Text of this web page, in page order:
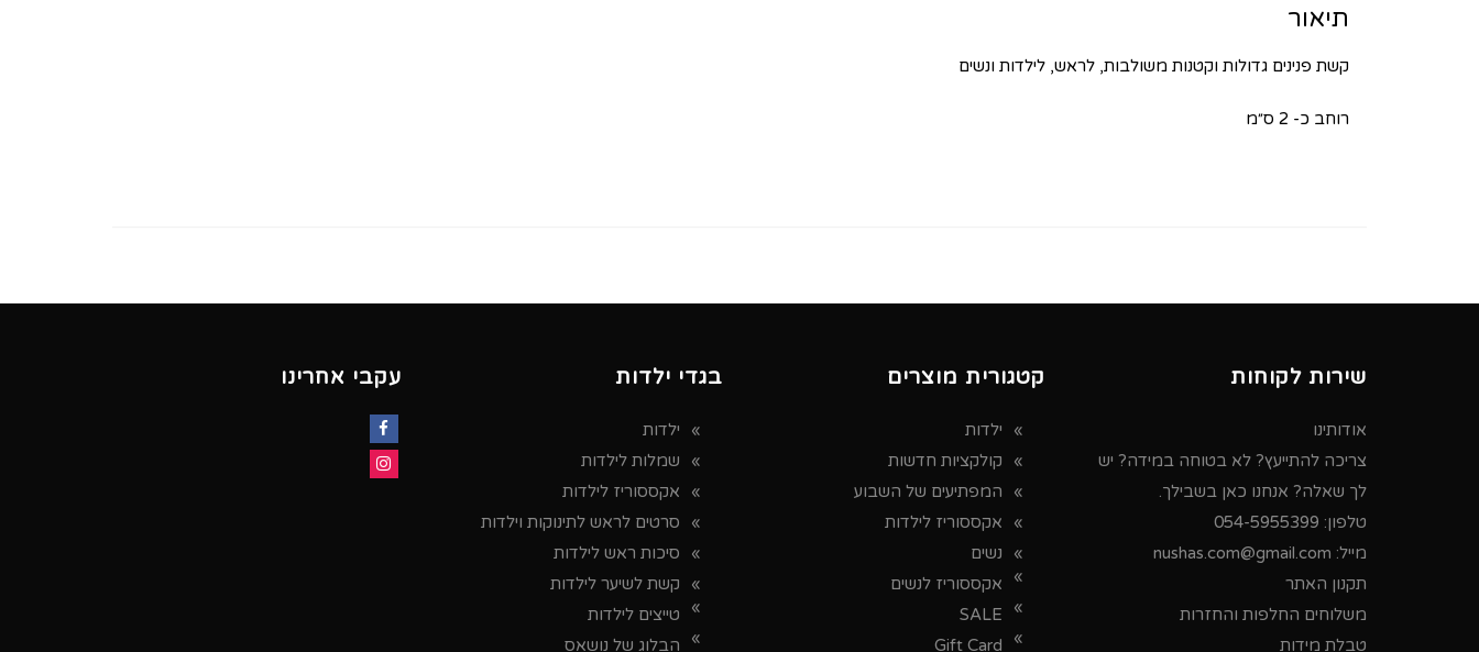
תיאור
קשת פנינים גדולות וקטנות משולבות, לראש, לילדות ונשים
רוחב כ- 2 ס״מ
שירות לקוחות
אודותינו
צריכה להתייעץ? לא בטוחה במידה? יש
לך שאלה? אנחנו כאן בשבילך.
טלפון: 054-5955399
מייל: nushas.com@gmail.com
תקנון האתר
משלוחים החלפות והחזרות
טבלת מידות
קטגורית מוצרים
ילדות
קולקציות חדשות
המפתיעים של השבוע
אקססוריז לילדות
נשים
אקססוריז לנשים
SALE
Gift Card
בגדי ילדות
ילדות
שמלות לילדות
אקססוריז לילדות
סרטים לראש לתינוקות וילדות
סיכות ראש לילדות
קשת לשיער לילדות
טייצים לילדות
הבלוג של נושאס
עקבי אחרינו
Facebook